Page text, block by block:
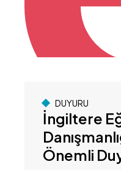
DUYURU
İngiltere
Önemli